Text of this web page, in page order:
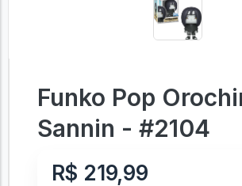
Funko Pop
Sannin - #2104
R$ 219,99